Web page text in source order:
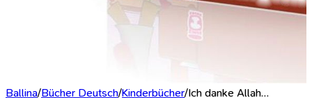
Ballina/Bücher Deutsch/Kinderbücher/Ich danke Allah…